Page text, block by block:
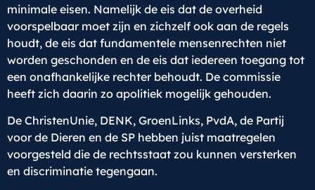
minimale eisen. Namelijk de eis dat de overheid
voorspelbaar moet zijn en zichzelf ook aan de regels
houdt, de eis dat fundamentele mensenrechten niet
worden geschonden en de eis dat iedereen toegang tot
een onafhankelijke rechter behoudt. De commissie
heeft zich daarin zo apolitiek mogelijk gehouden.
De ChristenUnie, DENK, GroenLinks, PvdA, de Partij
voor de Dieren en de SP hebben juist maatregelen
voorgesteld die de rechtsstaat zou kunnen versterken
en discriminatie tegengaan.